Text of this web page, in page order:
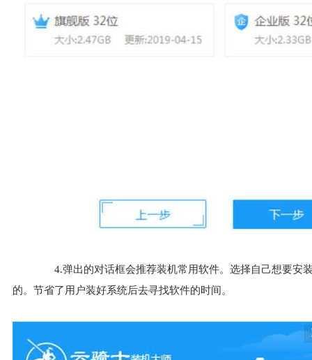
4.弹出的对话框会推荐装机常用软件。选择自己想要安
的。节省了用户装好系统后去寻找软件的时间。